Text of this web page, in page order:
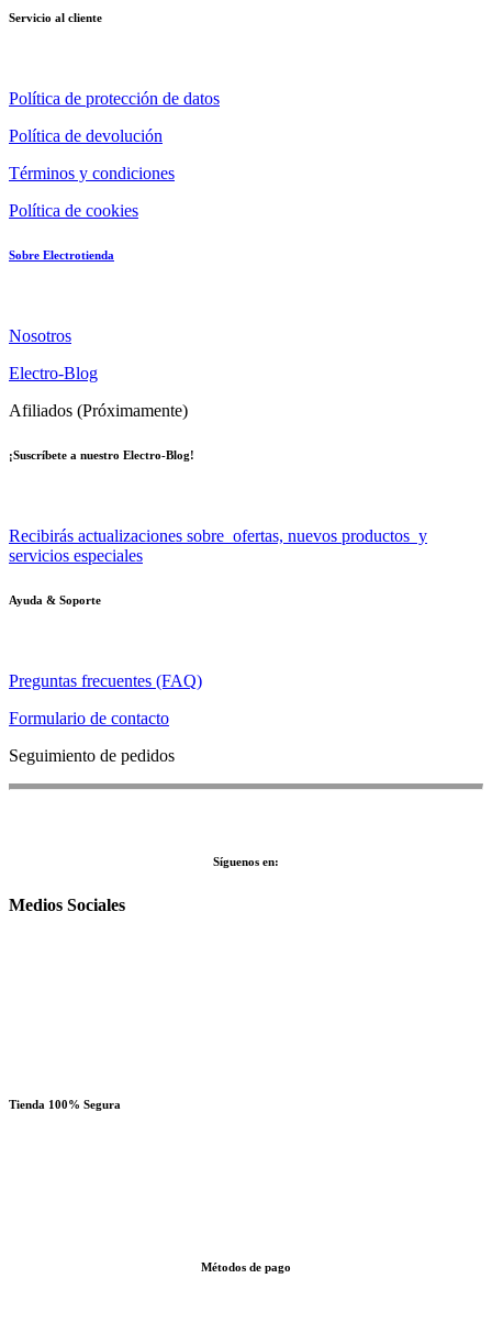
Servicio al cliente
Política de protección de datos
Política de devolución
Términos y condiciones
Política de cookies
Sobre Electrotienda
Nosotros
Electro-Blog
Afiliados (Próximamente)
¡Suscríbete a nuestro Electro-Blog!
Recibirás actualizaciones sobre ofertas, nuevos productos y
servicios especiales
Ayuda & Soporte
Preguntas frecuentes (FAQ)
Formulario de contacto
Seguimiento de pedidos
Síguenos en:
Medios Sociales
Tienda 100% Segura
Métodos de pago